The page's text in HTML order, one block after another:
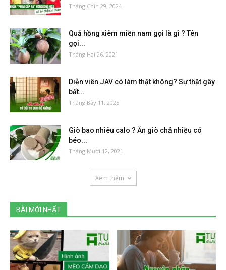
Tháng Chín 29, 2024
Quả hồng xiêm miền nam gọi là gì ? Tên
gọi...
Tháng Hai 26, 2021
Diễn viên JAV có làm thật không? Sự thật gây
bất...
Tháng Bảy 11, 2025
Giò bao nhiêu calo ? Ăn giò chả nhiều có
béo...
Tháng Mười 12, 2021
Xem thêm
BÀI MỚI NHẤT